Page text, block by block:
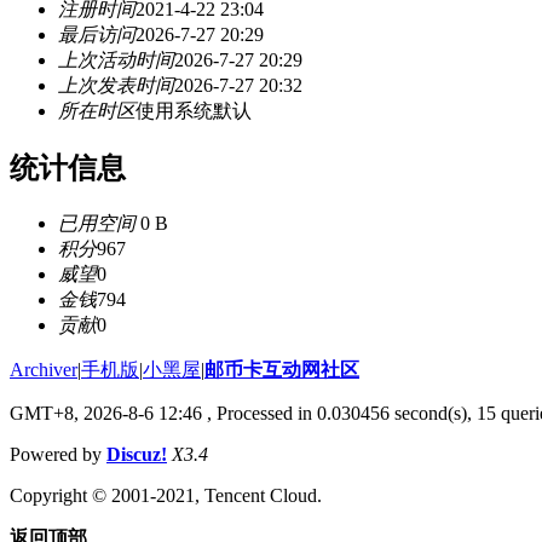
注册时间2021-4-22 23:04
最后访问2026-7-27 20:29
上次活动时间2026-7-27 20:29
上次发表时间2026-7-27 20:32
所在时区使用系统默认
统计信息
已用空间0 B
积分967
威望0
金钱794
贡献0
Archiver|手机版|小黑屋|邮币卡互动网社区
GMT+8, 2026-8-6 12:46 , Processed in 0.030456 second(s), 15
Powered by Discuz! X3.4
Copyright © 2001-2021, Tencent Cloud.
返回顶部